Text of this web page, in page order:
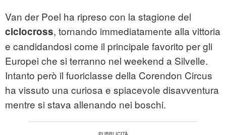
Van der Poel ha ripreso con la stagione del
ciclocross, tornando immediatamente alla vittoria
e candidandosi come il principale favorito per gli
Europei che si terranno nel weekend a Silvelle.
Intanto però il fuoriclasse della Corendon Circus
ha vissuto una curiosa e spiacevole disavventura
mentre si stava allenando nei boschi.